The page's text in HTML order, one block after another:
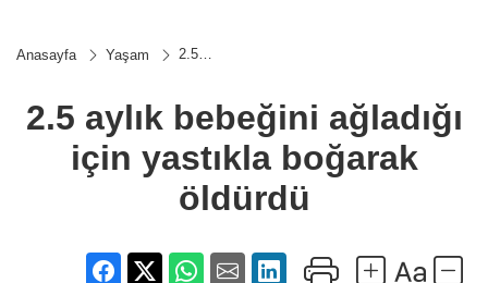
Anasayfa Yaşam
2.5
ağladığı
için
boğarak
öldürdü
2.5 aylık bebeğini ağladığı
için yastıkla boğarak
öldürdü